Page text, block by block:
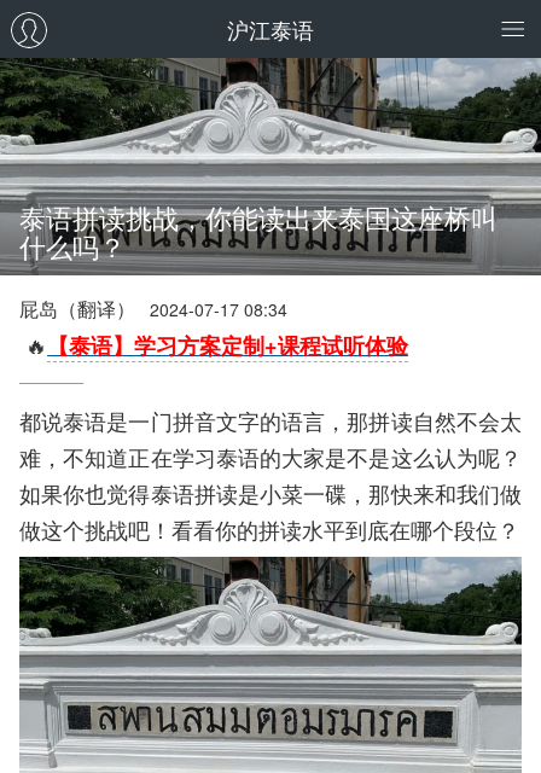
沪江泰语
泰语拼读挑战，你能读出来泰国这座桥叫
什么吗？
屁岛（翻译） 2024-07-17 08:34
🔥 【泰语】学习方案定制+课程试听体验
都说泰语是一门拼音文字的语言，那拼读自然不会太
难，不知道正在学习泰语的大家是不是这么认为呢？
如果你也觉得泰语拼读是小菜一碟，那快来和我们做
做这个挑战吧！看看你的拼读水平到底在哪个段位？